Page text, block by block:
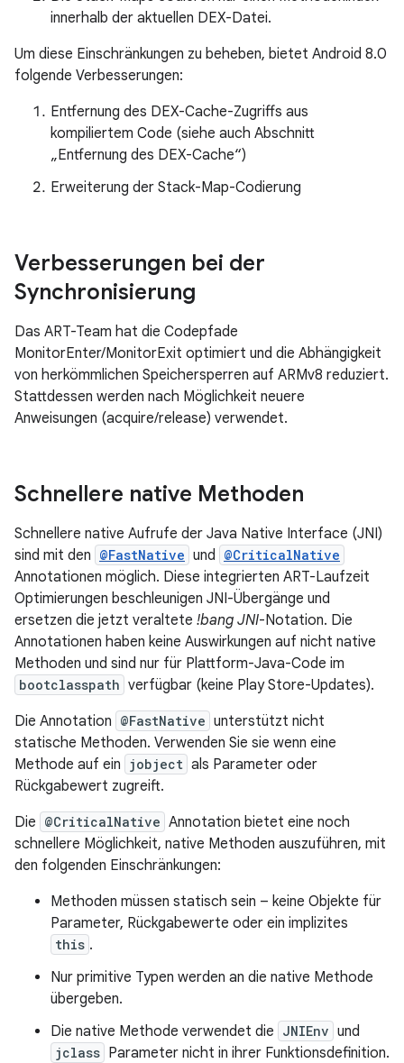
innerhalb der aktuellen DEX-Datei.
Um diese Einschränkungen zu beheben, bietet Android 8.0
folgende Verbesserungen:
Entfernung des DEX-Cache-Zugriffs aus
kompiliertem Code (siehe auch Abschnitt
„Entfernung des DEX-Cache“)
Erweiterung der Stack-Map-Codierung
Verbesserungen bei der
Synchronisierung
Das ART-Team hat die Codepfade
MonitorEnter/MonitorExit optimiert und die Abhängigkeit
von herkömmlichen Speichersperren auf ARMv8 reduziert.
Stattdessen werden nach Möglichkeit neuere
Anweisungen (acquire/release) verwendet.
Schnellere native Methoden
Schnellere native Aufrufe der Java Native Interface (JNI)
sind mit den @FastNative und @CriticalNative
Annotationen möglich. Diese integrierten ART-Laufzeit
Optimierungen beschleunigen JNI-Übergänge und
ersetzen die jetzt veraltete !bang JNI-Notation. Die
Annotationen haben keine Auswirkungen auf nicht native
Methoden und sind nur für Plattform-Java-Code im
bootclasspath verfügbar (keine Play Store-Updates).
Die Annotation @FastNative unterstützt nicht
statische Methoden. Verwenden Sie sie wenn eine
Methode auf ein jobject als Parameter oder
Rückgabewert zugreift.
Die @CriticalNative Annotation bietet eine noch
schnellere Möglichkeit, native Methoden auszuführen, mit
den folgenden Einschränkungen:
Methoden müssen statisch sein – keine Objekte für
Parameter, Rückgabewerte oder ein implizites
this .
Nur primitive Typen werden an die native Methode
übergeben.
Die native Methode verwendet die JNIEnv und
jclass Parameter nicht in ihrer Funktionsdefinition.